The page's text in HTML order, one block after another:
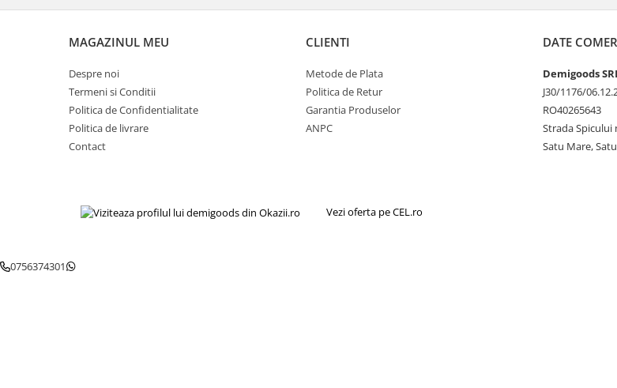
Igiena si ingrijire
Maternitate
Accesorii animale de companie
Mobila si transport animale de
PC, Periferice & Software
MAGAZINUL MEU
Despre noi
Termeni si Conditii
Politica de Confidentialitate
Politica de livrare
Contact
CLIENTI
Metode de Plata
Politica de Retur
Garantia Produselor
ANPC
DATE
Demigoods
J30/1176/
RO40265643
Strada Spicului
Satu Mare,
Vezi oferta pe CEL.ro
0756374301